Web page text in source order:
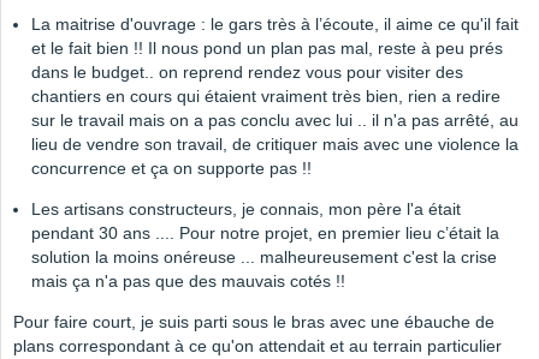
La maitrise d'ouvrage : le gars très à l’écoute, il aime ce qu'il fait
et le fait bien !! Il nous pond un plan pas mal, reste à peu prés
dans le budget.. on reprend rendez vous pour visiter des
chantiers en cours qui étaient vraiment très bien, rien a redire
sur le travail mais on a pas conclu avec lui .. il n'a pas arrêté, au
lieu de vendre son travail, de critiquer mais avec une violence la
concurrence et ça on supporte pas !!
Les artisans constructeurs, je connais, mon père l'a était
pendant 30 ans .... Pour notre projet, en premier lieu c’était la
solution la moins onéreuse ... malheureusement c'est la crise
mais ça n'a pas que des mauvais cotés !!
Pour faire court, je suis parti sous le bras avec une ébauche de
plans correspondant à ce qu'on attendait et au terrain particulier